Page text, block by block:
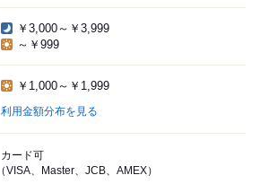
￥3,000～￥3,999
～￥999
￥1,000～￥1,999
利用金額分布を見る
カード可
（VISA、Master、JCB、AMEX）